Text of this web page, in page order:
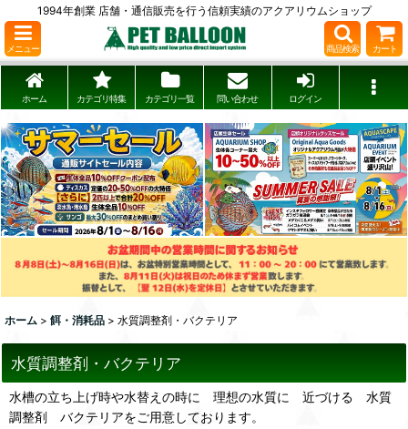
1994年創業 店舗・通信販売を行う信頼実績のアクアリウムショップ
メニュー 商品検索 カート
ホーム カテゴリ特集 カテゴリ一覧 問い合わせ ログイン
ホーム > 餌・消耗品 > 水質調整剤・バクテリア
水質調整剤・バクテリア
水槽の立ち上げ時や水替えの時に 理想の水質に 近づける 水質
調整剤 バクテリアをご用意しております。